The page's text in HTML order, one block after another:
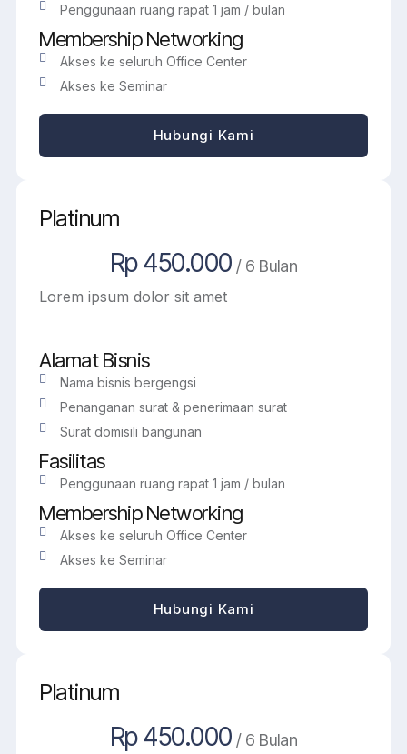
Penggunaan ruang rapat 1 jam / bulan
Membership Networking
Akses ke seluruh Office Center
Akses ke Seminar
Hubungi Kami
Platinum
Rp 450.000 / 6 Bulan
Lorem ipsum dolor sit amet
Alamat Bisnis
Nama bisnis bergengsi
Penanganan surat & penerimaan surat
Surat domisili bangunan
Fasilitas
Penggunaan ruang rapat 1 jam / bulan
Membership Networking
Akses ke seluruh Office Center
Akses ke Seminar
Hubungi Kami
Platinum
Rp 450.000 / 6 Bulan